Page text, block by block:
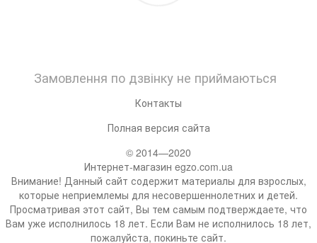
Замовлення по дзвінку не приймаються
Контакты
Полная версия сайта
© 2014—2020
Интернет-магазин egzo.com.ua
Внимание! Данный сайт содержит материалы для взрослых,
которые неприемлемы для несовершеннолетних и детей.
Просматривая этот сайт, Вы тем самым подтверждаете, что
Вам уже исполнилось 18 лет. Если Вам не исполнилось 18 лет,
пожалуйста, покиньте сайт.